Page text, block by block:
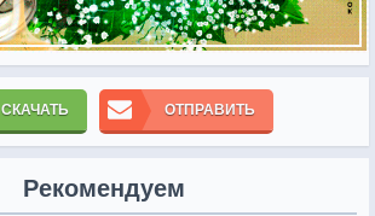
СКАЧАТЬ ОТПРАВИТЬ
Рекомендуем